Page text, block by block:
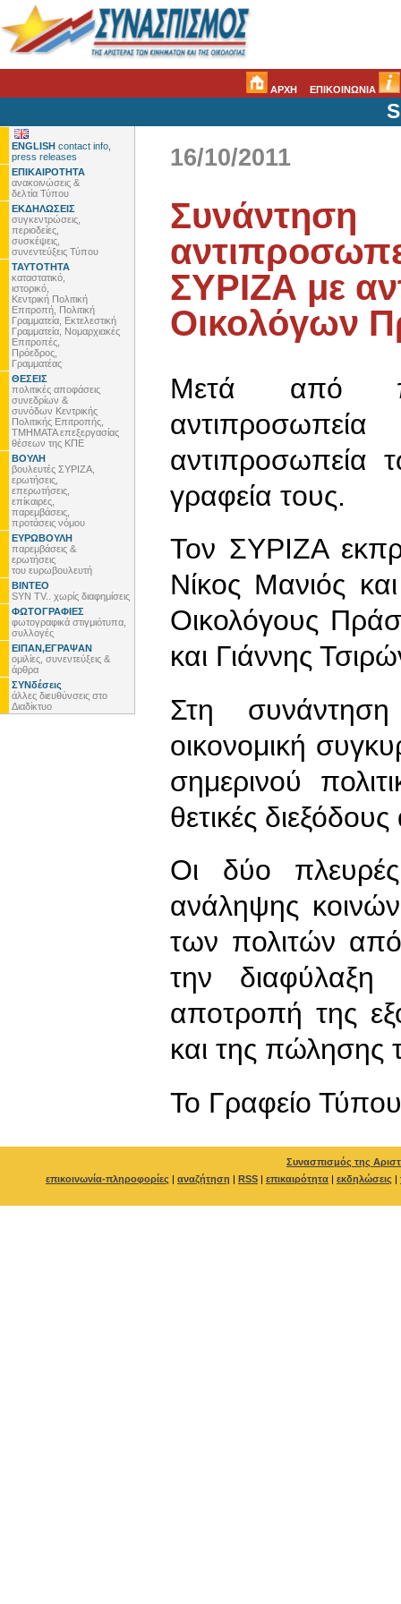
ΑΡΧΗ ΕΠΙΚΟΙΝΩΝΙΑ
ENGLISH contact info,
press releases
ΕΠΙΚΑΙΡΟΤΗΤΑ
ανακοινώσεις &
δελτία Τύπου
ΕΚΔΗΛΩΣΕΙΣ
συγκεντρώσεις,
περιοδείες,
συσκέψεις,
συνεντεύξεις Τύπου
ΤΑΥΤΟΤΗΤΑ
καταστατικό,
ιστορικό,
Κεντρική Πολιτική
Επιτροπή, Πολιτική
Γραμματεία, Εκτελεστική
Γραμματεία, Νομαρχιακές
Επιτροπές,
Πρόεδρος,
Γραμματέας
ΘΕΣΕΙΣ
πολιτικές αποφάσεις
συνεδρίων &
συνόδων Κεντρικής
Πολιτικής Επιτροπής,
ΤΜΗΜΑΤΑ επεξεργασίας
θέσεων της ΚΠΕ
ΒΟΥΛΗ
βουλευτές ΣΥΡΙΖΑ,
ερωτήσεις,
επερωτήσεις,
επίκαιρες,
παρεμβάσεις,
προτάσεις νόμου
ΕΥΡΩΒΟΥΛΗ
παρεμβάσεις &
ερωτήσεις
του ευρωβουλευτή
ΒΙΝΤΕΟ
SYN TV.. χωρίς διαφημίσεις
ΦΩΤΟΓΡΑΦΙΕΣ
φωτογραφικά στιγμιότυπα,
συλλογές
ΕΙΠΑΝ,ΕΓΡΑΨΑΝ
ομιλίες, συνεντεύξεις &
άρθρα
ΣΥΝδέσεις
άλλες διευθύνσεις στο
Διαδίκτυο
16/10/2011
Συνάντηση
ΣΥΡΙΖΑ με
Οικολόγων
Μετά από
αντιπροσωπεία
γραφεία τους.
Τον ΣΥΡΙΖΑ
Νίκος Μανιός
Οικολόγους
και Γιάννης
Στη
οικονομική
σημερινού
θετικές
Οι δύο
ανάληψης
των πολιτών από
την
αποτροπή της
και της πώλησης
To Γραφείο Τύπου
Συνασπισμός της
επικοινωνία-πληροφορίες | αναζήτηση | RSS | επικαιρότητα | εκδηλώσεις |